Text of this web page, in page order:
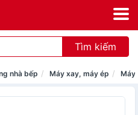
Tìm kiếm
nhà bếp Máy xay, máy ép Máy